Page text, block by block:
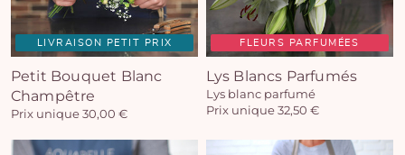
LIVRAISON PETIT PRIX
Petit Bouquet Blanc
Champêtre
Prix unique 30,00 €
FLEURS PARFUMÉES
Lys Blancs Parfumés
Lys blanc parfumé
Prix unique 32,50 €